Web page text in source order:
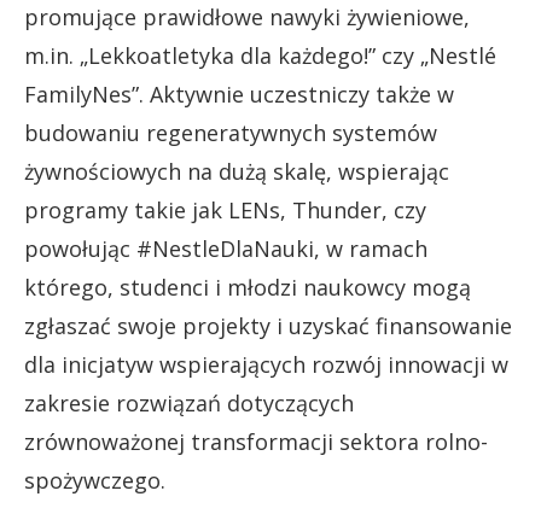
promujące prawidłowe nawyki żywieniowe,
m.in. „Lekkoatletyka dla każdego!” czy „Nestlé
FamilyNes”. Aktywnie uczestniczy także w
budowaniu regeneratywnych systemów
żywnościowych na dużą skalę, wspierając
programy takie jak LENs, Thunder, czy
powołując #NestleDlaNauki, w ramach
którego, studenci i młodzi naukowcy mogą
zgłaszać swoje projekty i uzyskać finansowanie
dla inicjatyw wspierających rozwój innowacji w
zakresie rozwiązań dotyczących
zrównoważonej transformacji sektora rolno-
spożywczego.